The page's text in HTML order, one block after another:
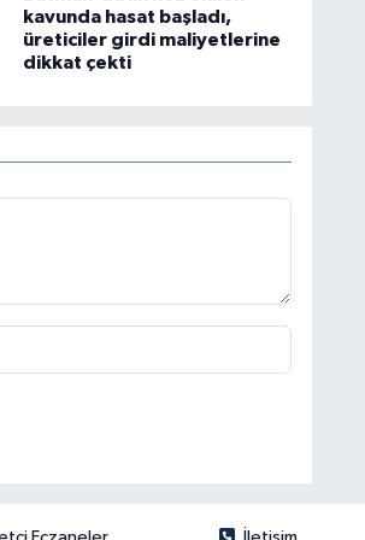
kavunda hasat başladı,
üreticiler girdi maliyetlerine
dikkat çekti